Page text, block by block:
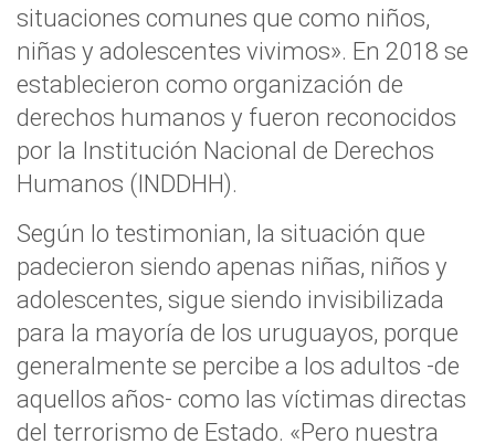
situaciones comunes que como niños,
niñas y adolescentes vivimos». En 2018 se
establecieron como organización de
derechos humanos y fueron reconocidos
por la Institución Nacional de Derechos
Humanos (INDDHH).
Según lo testimonian, la situación que
padecieron siendo apenas niñas, niños y
adolescentes, sigue siendo invisibilizada
para la mayoría de los uruguayos, porque
generalmente se percibe a los adultos -de
aquellos años- como las víctimas directas
del terrorismo de Estado. «Pero nuestra